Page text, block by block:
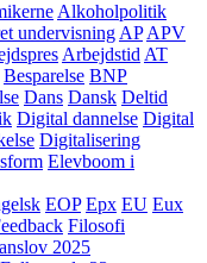
Alkoholpolitik
undervisning AP APV
Arbejdstid AT
Besparelse BNP
Dans Dansk Deltid
Digital dannelse Digital
Digitalisering
Elevboom i
EOP Epx EU Eux
Filosofi
2025